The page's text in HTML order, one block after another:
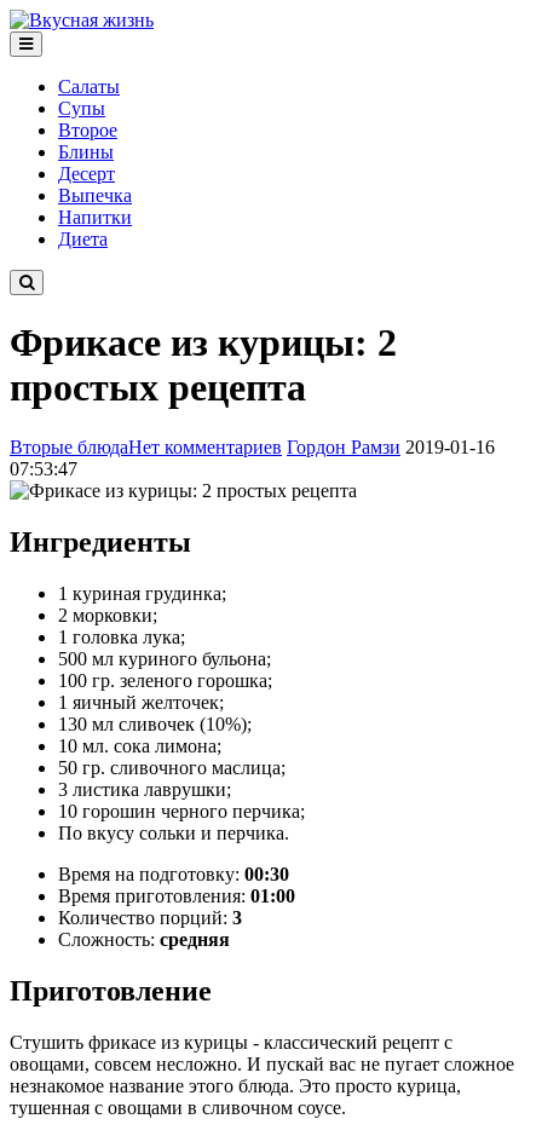
Салаты
Супы
Второе
Блины
Десерт
Выпечка
Напитки
Диета
Фрикасе из курицы: 2
простых рецепта
Вторые блюдаНет комментариев Гордон Рамзи 2019-01-16
07:53:47
Ингредиенты
1 куриная грудинка;
2 морковки;
1 головка лука;
500 мл куриного бульона;
100 гр. зеленого горошка;
1 яичный желточек;
130 мл сливочек (10%);
10 мл. сока лимона;
50 гр. сливочного маслица;
3 листика лаврушки;
10 горошин черного перчика;
По вкусу сольки и перчика.
Время на подготовку: 00:30
Время приготовления: 01:00
Количество порций: 3
Сложность: средняя
Приготовление
Стушить фрикасе из курицы - классический рецепт с
овощами, совсем несложно. И пускай вас не пугает сложное
незнакомое название этого блюда. Это просто курица,
тушенная с овощами в сливочном соусе.